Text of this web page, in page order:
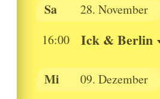
Sa 28. November
16:00
Ick & Berlin
Mi 09. Dezember